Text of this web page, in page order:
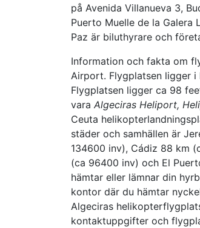
på Avenida Villanueva 3,
Puerto Muelle de la Galera
Paz är biluthyrare och
Information och fakta om
Airport. Flygplatsen ligger i
Flygplatsen ligger ca 98
vara Algeciras Heliport,
Ceuta
städer och samhällen är
134600 inv), Cádiz 88 km
(ca 96400 inv) och El
hämtar eller lämnar din
kontor där du hämtar
Algeciras
kontaktuppgifter och